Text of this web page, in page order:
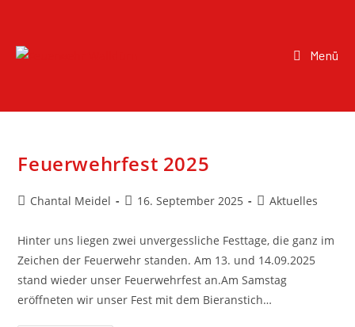
Menü
Feuerwehrfest 2025
Chantal Meidel 16. September 2025 Aktuelles
Hinter uns liegen zwei unvergessliche Festtage, die ganz im
Zeichen der Feuerwehr standen. Am 13. und 14.09.2025
stand wieder unser Feuerwehrfest an.Am Samstag
eröffneten wir unser Fest mit dem Bieranstich…